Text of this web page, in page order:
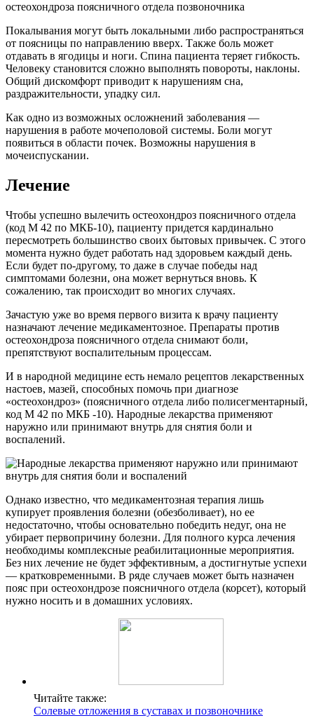
Покалывания могут быть локальными либо распространяться
от поясницы по направлению вверх. Также боль может
отдавать в ягодицы и ноги. Спина пациента теряет гибкость.
Человеку становится сложно выполнять повороты, наклоны.
Общий дискомфорт приводит к нарушениям сна,
раздражительности, упадку сил.
Как одно из возможных осложнений заболевания —
нарушения в работе мочеполовой системы. Боли могут
появиться в области почек. Возможны нарушения в
мочеиспускании.
Лечение
Чтобы успешно вылечить остеохондроз поясничного отдела
(код М 42 по МКБ-10), пациенту придется кардинально
пересмотреть большинство своих бытовых привычек. С этого
момента нужно будет работать над здоровьем каждый день.
Если будет по-другому, то даже в случае победы над
симптомами болезни, она может вернуться вновь. К
сожалению, так происходит во многих случаях.
Зачастую уже во время первого визита к врачу пациенту
назначают лечение медикаментозное. Препараты против
остеохондроза поясничного отдела снимают боли,
препятствуют воспалительным процессам.
И в народной медицине есть немало рецептов лекарственных
настоев, мазей, способных помочь при диагнозе
«остеохондроз» (поясничного отдела либо полисегментарный,
код М 42 по МКБ -10). Народные лекарства применяют
наружно или принимают внутрь для снятия боли и
воспалений.
Однако известно, что медикаментозная терапия лишь
купирует проявления болезни (обезболивает), но ее
недостаточно, чтобы основательно победить недуг, она не
убирает первопричину болезни. Для полного курса лечения
необходимы комплексные реабилитационные мероприятия.
Без них лечение не будет эффективным, а достигнутые успехи
— кратковременными. В ряде случаев может быть назначен
пояс при остеохондрозе поясничного отдела (корсет), который
нужно носить и в домашних условиях.
Читайте также:
Солевые отложения в суставах и позвоночнике